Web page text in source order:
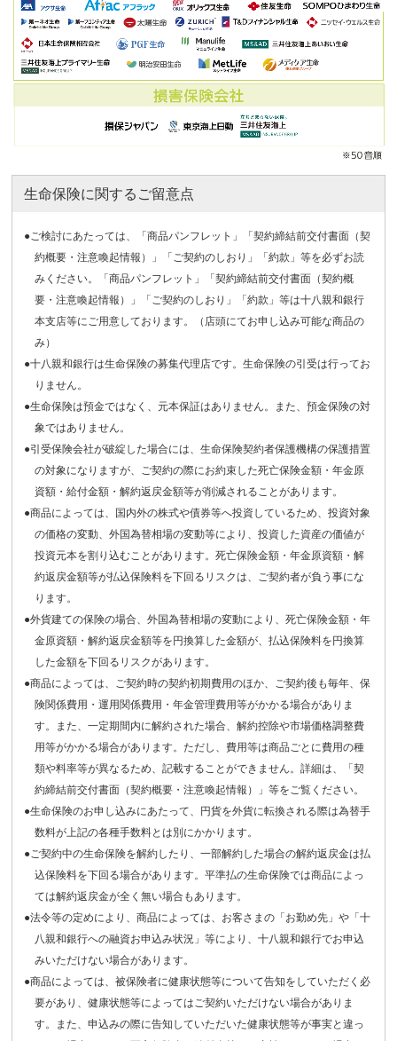
生命保険に関するご留意点
●ご検討にあたっては、「商品パンフレット」「契約締結前交付書面（契
約概要・注意喚起情報）」「ご契約のしおり」「約款」等を必ずお読
みください。「商品パンフレット」「契約締結前交付書面（契約概
要・注意喚起情報）」「ご契約のしおり」「約款」等は十八親和銀行
本支店等にご用意しております。（店頭にてお申し込み可能な商品の
み）
●十八親和銀行は生命保険の募集代理店です。生命保険の引受は行ってお
りません。
●生命保険は預金ではなく、元本保証はありません。また、預金保険の対
象ではありません。
●引受保険会社が破綻した場合には、生命保険契約者保護機構の保護措置
の対象になりますが、ご契約の際にお約束した死亡保険金額・年金原
資額・給付金額・解約返戻金額等が削減されることがあります。
●商品によっては、国内外の株式や債券等へ投資しているため、投資対象
の価格の変動、外国為替相場の変動等により、投資した資産の価値が
投資元本を割り込むことがあります。死亡保険金額・年金原資額・解
約返戻金額等が払込保険料を下回るリスクは、ご契約者が負う事にな
ります。
●外貨建ての保険の場合、外国為替相場の変動により、死亡保険金額・年
金原資額・解約返戻金額等を円換算した金額が、払込保険料を円換算
した金額を下回るリスクがあります。
●商品によっては、ご契約時の契約初期費用のほか、ご契約後も毎年、保
険関係費用・運用関係費用・年金管理費用等がかかる場合がありま
す。また、一定期間内に解約された場合、解約控除や市場価格調整費
用等がかかる場合があります。ただし、費用等は商品ごとに費用の種
類や料率等が異なるため、記載することができません。詳細は、「契
約締結前交付書面（契約概要・注意喚起情報）」等をご覧ください。
●生命保険のお申し込みにあたって、円貨を外貨に転換される際は為替手
数料が上記の各種手数料とは別にかかります。
●ご契約中の生命保険を解約したり、一部解約した場合の解約返戻金は払
込保険料を下回る場合があります。平準払の生命保険では商品によっ
ては解約返戻金が全く無い場合もあります。
●法令等の定めにより、商品によっては、お客さまの「お勤め先」や「十
八親和銀行への融資お申込み状況」等により、十八親和銀行でお申込
みいただけない場合があります。
●商品によっては、被保険者に健康状態等について告知をしていただく必
要があり、健康状態等によってはご契約いただけない場合がありま
す。また、申込みの際に告知していただいた健康状態等が事実と違っ